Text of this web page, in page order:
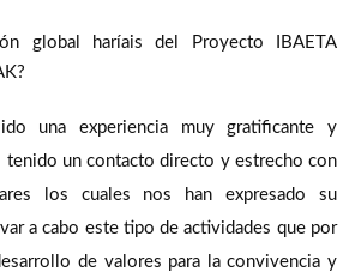
global haríais del Proyecto IBAETA
una experiencia muy gratificante y
tenido un contacto directo y estrecho con
los cuales nos han expresado su
a cabo este tipo de actividades que por
de valores para la convivencia y